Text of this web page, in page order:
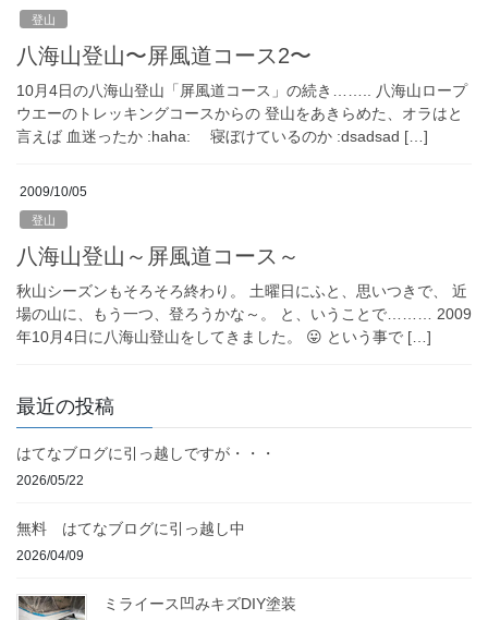
登山
八海山登山〜屏風道コース2〜
10月4日の八海山登山「屏風道コース」の続き…….. 八海山ロープ
ウエーのトレッキングコースからの 登山をあきらめた、オラはと
言えば 血迷ったか :haha: 寝ぼけているのか :dsadsad […]
2009/10/05
登山
八海山登山～屏風道コース～
秋山シーズンもそろそろ終わり。 土曜日にふと、思いつきで、 近
場の山に、もう一つ、登ろうかな～。 と、いうことで……… 2009
年10月4日に八海山登山をしてきました。 😛 という事で […]
最近の投稿
はてなブログに引っ越しですが・・・
2026/05/22
無料 はてなブログに引っ越し中
2026/04/09
ミライース凹みキズDIY塗装